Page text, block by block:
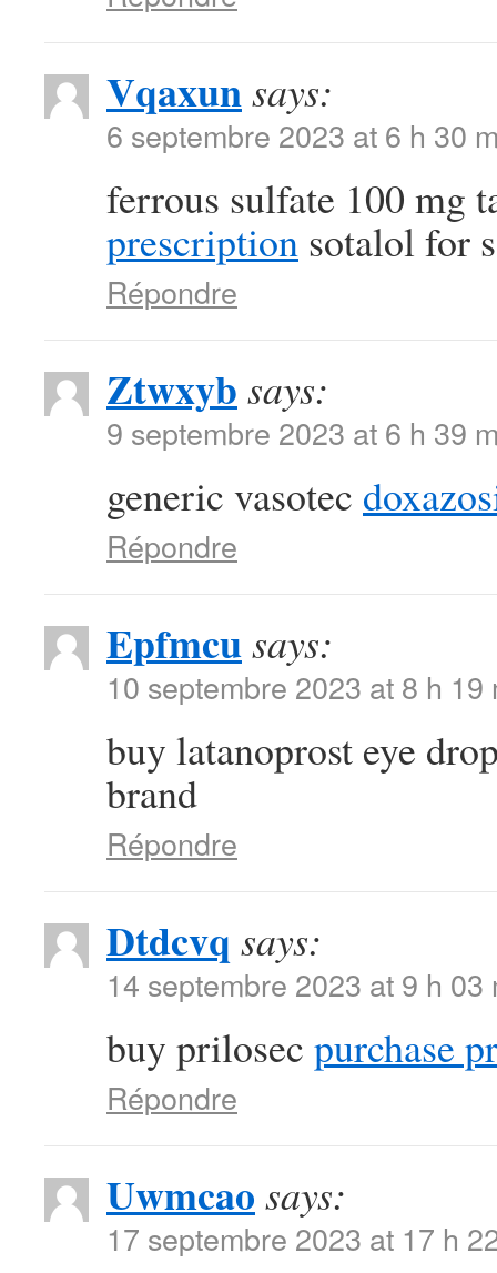
Vqaxunsays:
6 septembre 2023 at 6 h 30
ferrous sulfate 100 mg
prescription sotalol for
Répondre
Ztwxyb says:
9 septembre 2023 at 6 h 39
generic vasotec
Répondre
Epfmcusays:
10 septembre 2023 at 8 h 19
buy latanoprost eye
brand
Répondre
Dtdcvq says:
14 septembre 2023 at 9 h 03
buy prilosec purchase
Répondre
Uwmcao says:
17 septembre 2023 at 17 h